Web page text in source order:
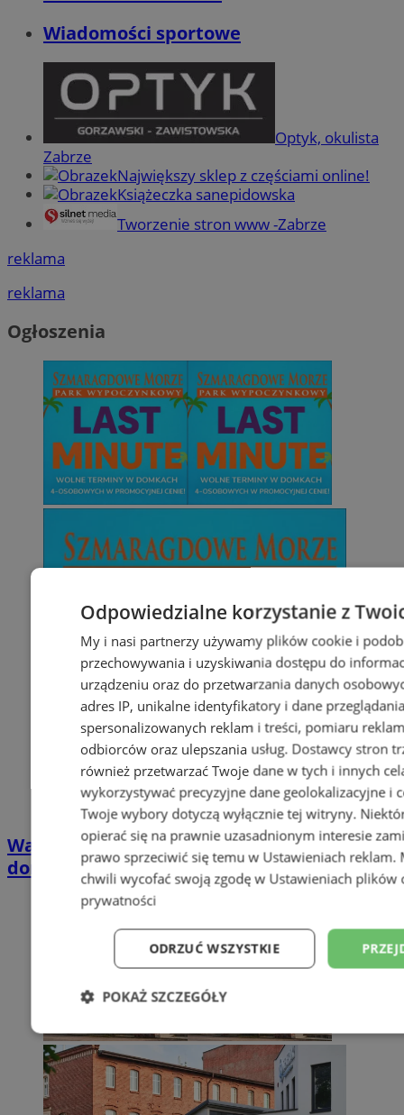
Wiadomości sportowe
Optyk, okulista
Zabrze
Największy sklep z częściami online!
Książeczka sanepidowska
Tworzenie stron www -Zabrze
reklama
reklama
Ogłoszenia
Wakacyjny wypoczynek nad Bałtykiem w
domkach Szmaragdowe Morze
Odpowiedzialne korzystanie z
My i nasi partnerzy używamy plików cookie i
przechowywania i uzyskiwania dostępu do
urządzeniu oraz do przetwarzania danych
adres IP, unikalne identyfikatory i dane
spersonalizowanych reklam i treści, pomiaru
odbiorców oraz ulepszania usług. Dostawcy stron
również przetwarzać Twoje dane w tych i innych
wykorzystywać precyzyjne dane geolokalizacyjne i
Twoje wybory dotyczą wyłącznie tej witryny.
opierać się na prawnie uzasadnionym interesie
prawo sprzeciwić się temu w Ustawieniach reklam.
chwili wycofać swoją zgodę w Ustawieniach plików
prywatności
ODRZUĆ WSZYSTKIE
POKAŻ SZCZEGÓŁY
Niezbędne Wydajność
Niesklasyfikowane